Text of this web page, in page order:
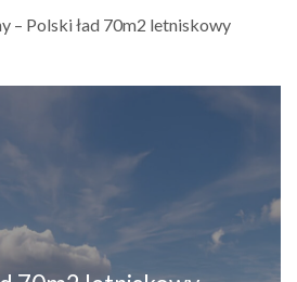
– Polski ład 70m2 letniskowy